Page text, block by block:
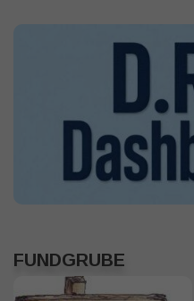
FUNDGRUBE